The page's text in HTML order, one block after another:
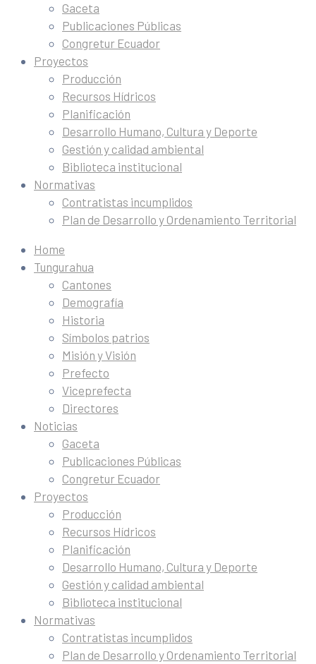
Gaceta
Publicaciones Públicas
Congretur Ecuador
Proyectos
Producción
Recursos Hídricos
Planificación
Desarrollo Humano, Cultura y Deporte
Gestión y calidad ambiental
Biblioteca institucional
Normativas
Contratistas incumplidos
Plan de Desarrollo y Ordenamiento Territorial
Home
Tungurahua
Cantones
Demografía
Historia
Símbolos patrios
Misión y Visión
Prefecto
Viceprefecta
Directores
Noticias
Gaceta
Publicaciones Públicas
Congretur Ecuador
Proyectos
Producción
Recursos Hídricos
Planificación
Desarrollo Humano, Cultura y Deporte
Gestión y calidad ambiental
Biblioteca institucional
Normativas
Contratistas incumplidos
Plan de Desarrollo y Ordenamiento Territorial